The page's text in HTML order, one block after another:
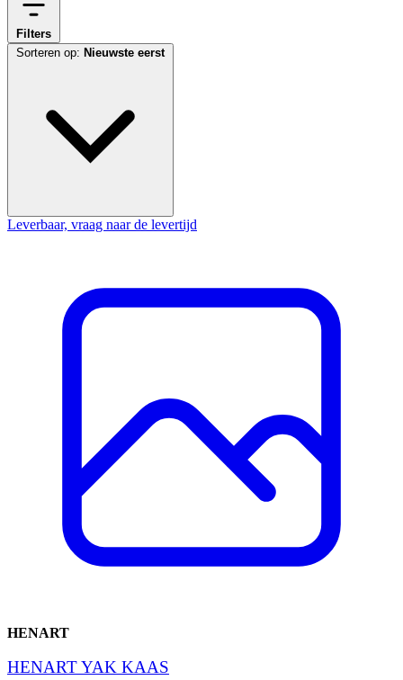
Filters
Sorteren op: Nieuwste eerst
Leverbaar, vraag naar de levertijd
HENART
HENART YAK KAAS